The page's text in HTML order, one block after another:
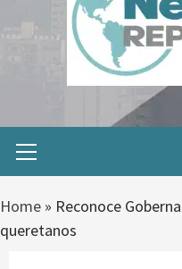
Menu
Home » Reconoce
queretanos